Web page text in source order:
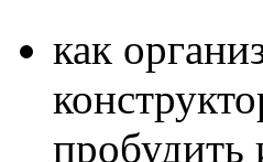
как
пробудить